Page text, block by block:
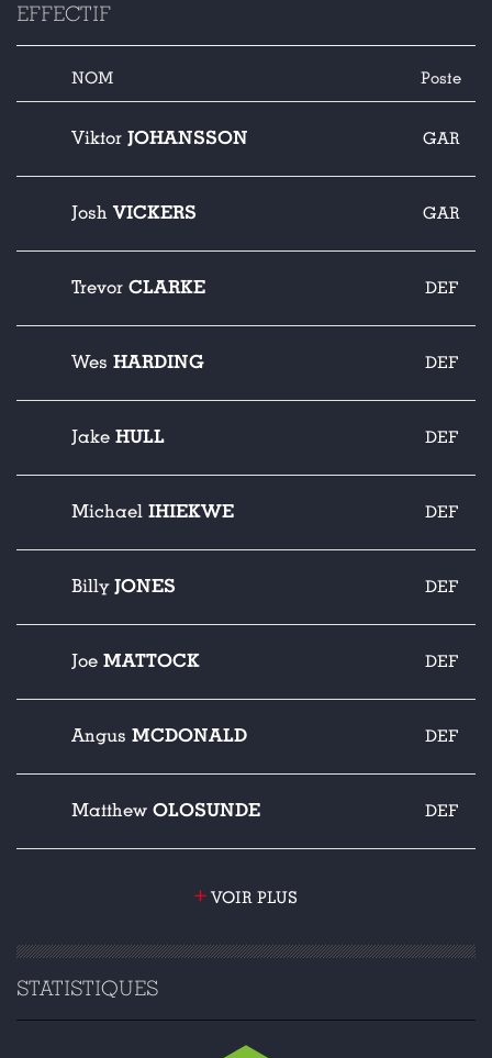
EFFECTIF
NOM Poste
Viktor JOHANSSON GAR
Josh VICKERS GAR
Trevor CLARKE DEF
Wes HARDING DEF
Jake HULL DEF
Michael IHIEKWE DEF
Billy JONES DEF
Joe MATTOCK DEF
Angus MCDONALD DEF
Matthew OLOSUNDE DEF
+ VOIR PLUS
STATISTIQUES